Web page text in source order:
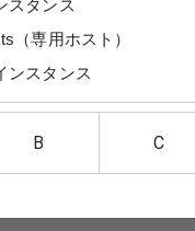
スタンス
（専用ホスト）
ンスタンス
B C